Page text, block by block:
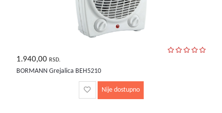
1.940,00 RSD.
BORMANN Grejalica BEH5210
Nije dostupno